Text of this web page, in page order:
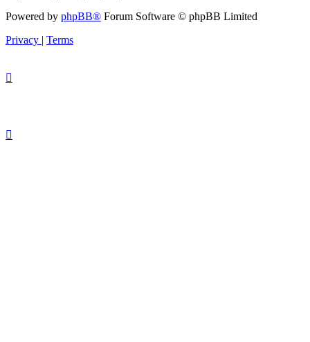
Powered by phpBB® Forum Software © phpBB Limited
Privacy | Terms